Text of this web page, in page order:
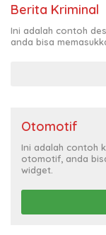
Berita Kriminal
Ini adalah contoh
anda bisa
Otomotif
Ini adalah contoh
otomotif, anda
widget.